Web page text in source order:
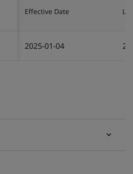
Effective Date
2025-01-04